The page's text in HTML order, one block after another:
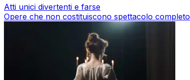
Atti unici divertenti e farse
Opere che non costituiscono spettacolo completo